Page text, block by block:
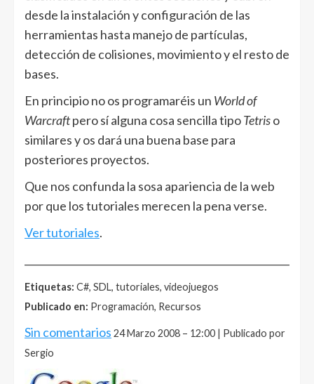
desde la instalación y configuración de las
herramientas hasta manejo de partículas,
detección de colisiones, movimiento y el resto de
bases.
En principio no os programaréis un World of
Warcraftpero sí alguna cosa sencilla tipoTetriso
similares y os dará una buena base para
posteriores proyectos.
Que nos confunda la sosa apariencia de la web
por que los tutoriales merecen la pena verse.
Ver tutoriales.
Etiquetas: C#, SDL, tutoriales, videojuegos
Publicado en: Programación, Recursos
Sin comentarios 24 Marzo 2008 – 12:00 | Publicado por
Sergio